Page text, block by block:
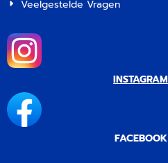
Veelgestelde Vragen
INSTAGRAM
FACEBOOK